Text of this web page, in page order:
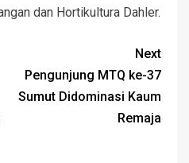
dan Hortikultura Dahler.
Next
Pengunjung MTQ ke-37
Sumut Didominasi Kaum
Remaja